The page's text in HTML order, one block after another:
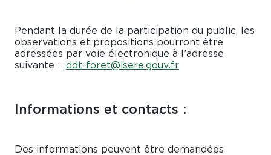
Pendant la durée de la participation du public, les
observations et propositions pourront être
adressées par voie électronique à l’adresse
suivante : ddt-foret@isere.gouv.fr
Informations et contacts :
Des informations peuvent être demandées